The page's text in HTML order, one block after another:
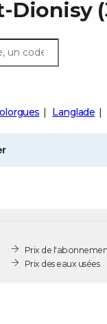
Dionisy
Langlade
Prix de
Prix des eaux usées